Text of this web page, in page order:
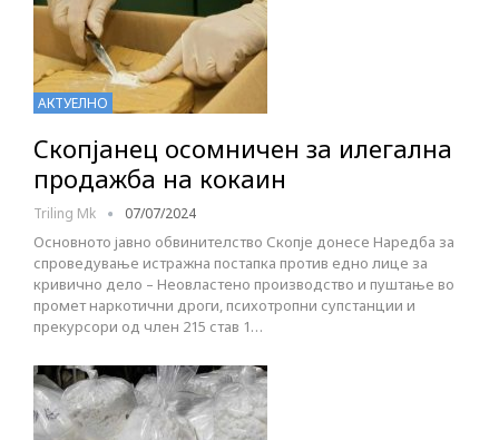
АКТУЕЛНО
Скопјанец осомничен за илегална
продажба на кокаин
Triling Mk 07/07/2024
Основното јавно обвинителство Скопје донесе Наредба за
спроведување истражна постапка против едно лице за
кривично дело – Неовластено производство и пуштање во
промет наркотични дроги, психотропни супстанции и
прекурсори од член 215 став 1…